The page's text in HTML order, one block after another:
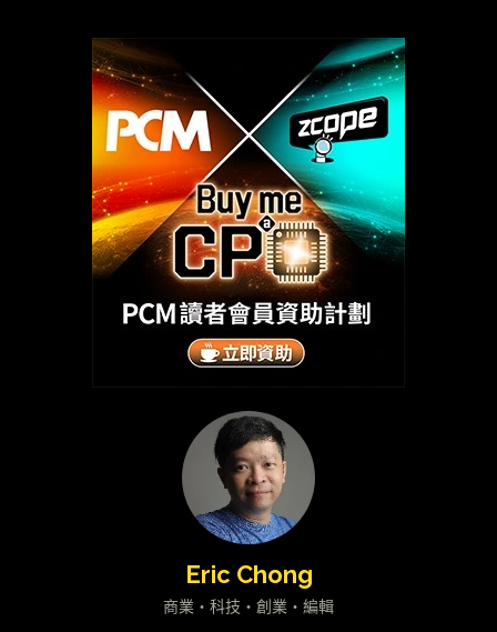
Eric Chong
商業・科技・創業・編輯